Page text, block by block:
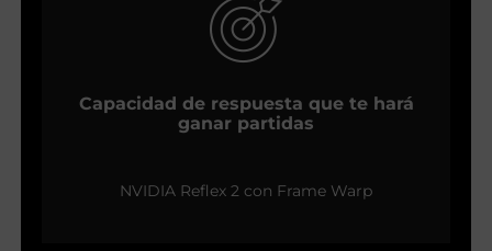
Capacidad de respuesta que te hará
ganar partidas
NVIDIA Reflex 2 con Frame Warp